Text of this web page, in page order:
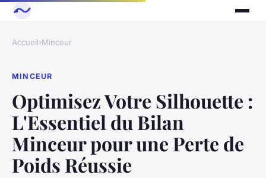
Accueil›Minceur
MINCEUR
Optimisez Votre Silhouette :
L'Essentiel du Bilan
Minceur pour une Perte de
Poids Réussie